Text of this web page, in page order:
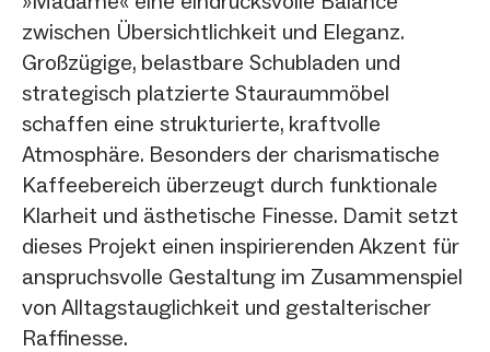
zwischen Übersichtlichkeit und Eleganz.
Großzügige, belastbare Schubladen und
strategisch platzierte Stauraummöbel
schaffen eine strukturierte, kraftvolle
Atmosphäre. Besonders der charismatische
Kaffeebereich überzeugt durch funktionale
Klarheit und ästhetische Finesse. Damit setzt
dieses Projekt einen inspirierenden Akzent für
anspruchsvolle Gestaltung im Zusammenspiel
von Alltagstauglichkeit und gestalterischer
Raffinesse.